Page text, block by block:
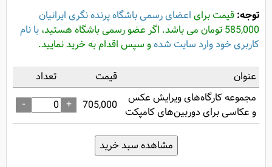
توجه:قیمت برایاعضای رسمی باشگاه پرنده نگری ایرانیان
585,000 تومان می باشد. اگر عضو رسمی باشگاه هستید،
با نام
کاربری خود وارد سایت شدهو سپس اقدام به خرید نمایید.
عنوان
قیمت
تعداد
مجموعه کارگاه‌های ویرایش عکس
و عکاسی برای دوربین‌های کامپکت 705,000
+
-